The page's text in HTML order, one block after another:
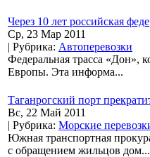
Через 10 лет российская
Ср, 23 Мар 2011
| Рубрика: Автоперевозки
Федеральная трасса «Дон»,
Европы. Эта информа...
Таганрогский порт
Вс, 22 Май 2011
| Рубрика: Морские
Южная транспортная
с обращением жильцов дом...